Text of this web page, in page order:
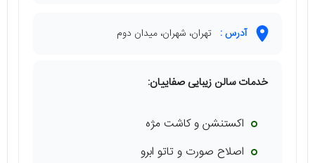
آدرس : تهران، شهران، میدان دوم
خدمات سالن زیبایی صفاییان:
اکستنشن و کاشت مژه
اصلاح صورت و تاتو ابرو